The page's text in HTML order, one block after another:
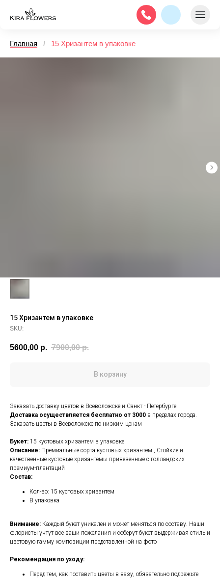
Главная / 15 Хризантем в упаковке
15 Хризантем в упаковке
SKU:
5600,00 р. 7900,00 р.
В корзину
Заказать доставку цветов в Всеволожске и Санкт - Петербурге.
Доставка осуществляется бесплатно от 3000 в пределах города.
Заказать цветы в Всеволожске по низким ценам
Букет: 15 кустовых хризантем в упаковке
Описание: Премиальные сорта кустовых хризантем , Стойкие и
качественные кустовые хризантемы привезенные с голландских
премиум-плантаций
Состав:
Кол-во: 15 кустовых хризантем
В упаковка
Внимание: Каждый букет уникален и может меняться по составу. Наши
флористы учтут все ваши пожелания и соберут букет выдерживая стиль и
цветовую гамму композиции представленной на фото
Рекомендация по уходу:
Перед тем, как поставить цветы в вазу, обязательно подрежьте